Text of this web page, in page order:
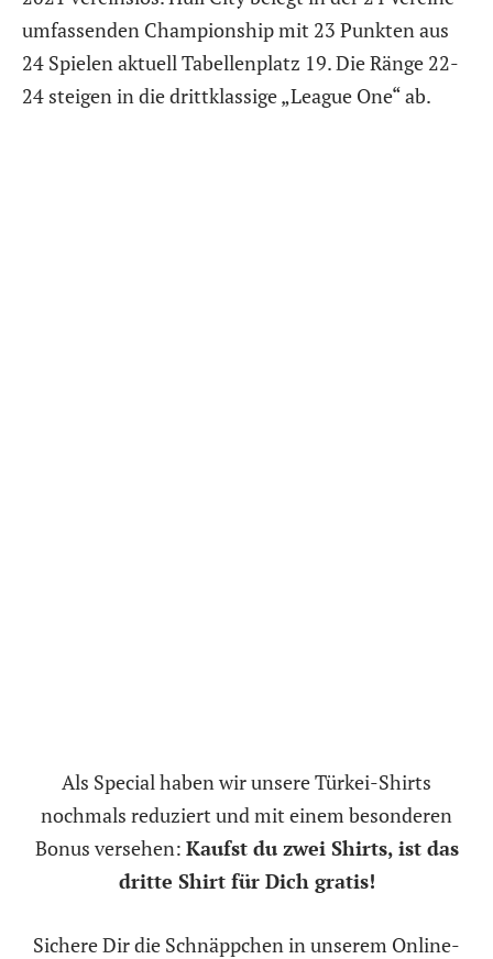
umfassenden Championship mit 23 Punkten aus
24 Spielen aktuell Tabellenplatz 19. Die Ränge 22-
24 steigen in die drittklassige „League One“ ab.
Als Special haben wir unsere Türkei-Shirts
nochmals reduziert und mit einem besonderen
Bonus versehen: Kaufst du zwei Shirts, ist das
dritte Shirt für Dich gratis!
Sichere Dir die Schnäppchen in unserem Online-